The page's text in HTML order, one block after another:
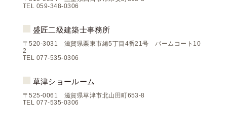
TEL 059-348-0306
盛匠二級建築士事務所
〒520-3031 滋賀県栗東市綣5丁目4番21号 パームコート10
2
TEL 077-535-0306
草津ショールーム
〒525-0061 滋賀県草津市北山田町653-8
TEL 077-535-0306